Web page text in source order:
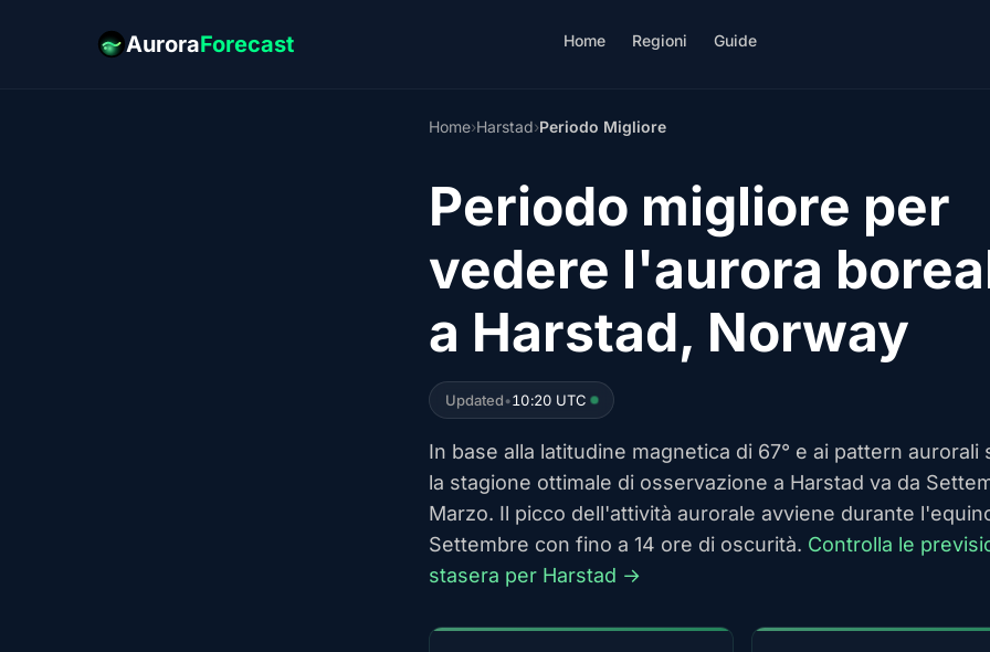
AuroraForecast Home Regioni Guide
Home›Harstad›Periodo Migliore
Periodo migliore per
vedere l'aurora
a Harstad, Norway
Updated•10:20 UTC
In base alla latitudine magnetica di 67° e ai pattern aurorali
la stagione ottimale di osservazione a Harstad va da
Marzo. Il picco dell'attività aurorale avviene durante
Settembre con fino a 14 ore di oscurità. Controlla le
stasera per Harstad →